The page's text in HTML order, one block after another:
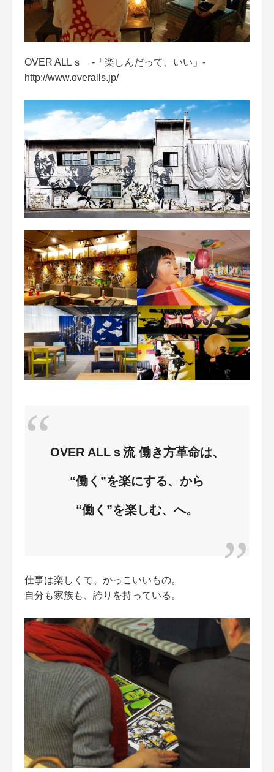
OVER ALLｓ ‐「楽しんだって、いい」‐
http://www.overalls.jp/
OVER ALLｓ流 働き方革命は、
“働く”を楽にする、から
“働く”を楽しむ、へ。
仕事は楽しくて、かっこいいもの。
自分も家族も、誇りを持っている。